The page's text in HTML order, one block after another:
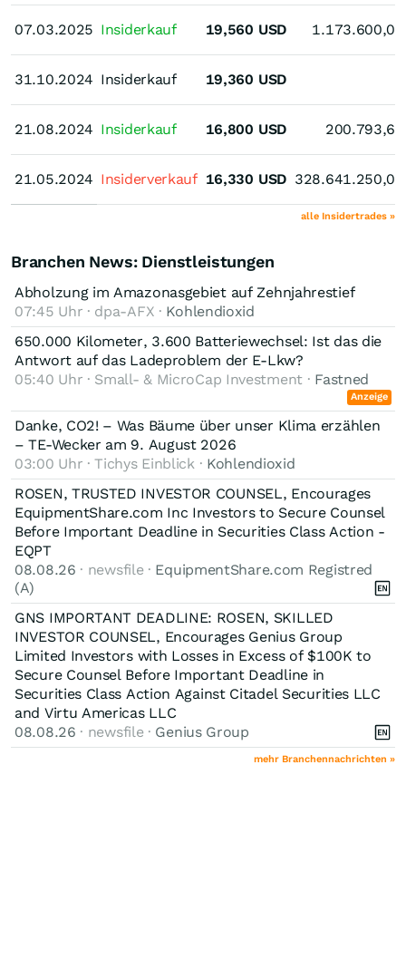
07.03.2025
31.10.2024
21.08.2024
21.05.2024
07.03.2025 Insiderkauf 19,560 USD 1.173.600,00
31.10.2024 Insiderkauf 19,360 USD
21.08.2024 Insiderkauf 16,800 USD 200.793,60
21.05.2024 Insiderverkauf 16,330 USD 328.641.250,00
alle Insidertrades »
Branchen News: Dienstleistungen
Abholzung im Amazonasgebiet auf Zehnjahrestief
07:45 Uhr · dpa-AFX · Kohlendioxid
650.000 Kilometer, 3.600 Batteriewechsel: Ist das die
Antwort auf das Ladeproblem der E-Lkw?
05:40 Uhr · Small- & MicroCap Investment · Fastned
Anzeige
Danke, CO2! – Was Bäume über unser Klima erzählen
– TE-Wecker am 9. August 2026
03:00 Uhr · Tichys Einblick · Kohlendioxid
ROSEN, TRUSTED INVESTOR COUNSEL, Encourages
EquipmentShare.com Inc Investors to Secure Counsel
Before Important Deadline in Securities Class Action -
EQPT
08.08.26 · newsfile · EquipmentShare.com Registred
(A)
GNS IMPORTANT DEADLINE: ROSEN, SKILLED
INVESTOR COUNSEL, Encourages Genius Group
Limited Investors with Losses in Excess of $100K to
Secure Counsel Before Important Deadline in
Securities Class Action Against Citadel Securities LLC
and Virtu Americas LLC
08.08.26 · newsfile · Genius Group
mehr Branchennachrichten »